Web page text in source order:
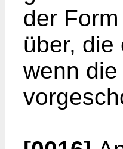
der
über, die
wenn